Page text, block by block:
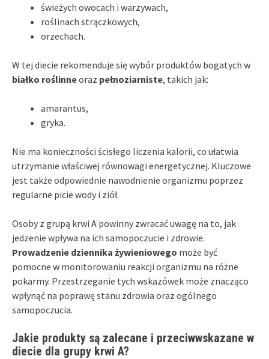
świeżych owocach i warzywach,
roślinach strączkowych,
orzechach.
W tej diecie rekomenduje się wybór produktów bogatych w
białko roślinneoraz pełnoziarniste, takich jak:
amarantus,
gryka.
Nie ma konieczności ścisłego liczenia kalorii, co ułatwia
utrzymanie właściwej równowagi energetycznej. Kluczowe
jest także odpowiednie nawodnienie organizmu poprzez
regularne picie wody i ziół.
Osoby z grupą krwi A powinny zwracać uwagę na to, jak
jedzenie wpływa na ich samopoczucie i zdrowie.
Prowadzenie dziennika żywieniowego może być
pomocne w monitorowaniu reakcji organizmu na różne
pokarmy. Przestrzeganie tych wskazówek może znacząco
wpłynąć na poprawę stanu zdrowia oraz ogólnego
samopoczucia.
Jakie produkty są zalecane i przeciwwskazane w
diecie dla grupy krwi A?